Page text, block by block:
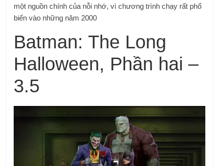
một nguồn chính của nỗi nhớ, vì chương trình chạy rất phổ
biến vào những năm 2000
Batman: The Long
Halloween, Phần hai –
3.5